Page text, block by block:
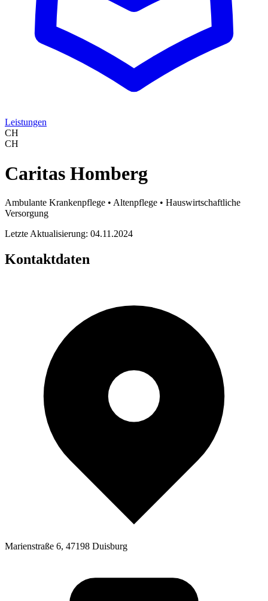
Leistungen
CH
CH
Caritas Homberg
Ambulante Krankenpflege • Altenpflege • Hauswirtschaftliche
Versorgung
Letzte Aktualisierung: 04.11.2024
Kontaktdaten
Marienstraße 6, 47198 Duisburg